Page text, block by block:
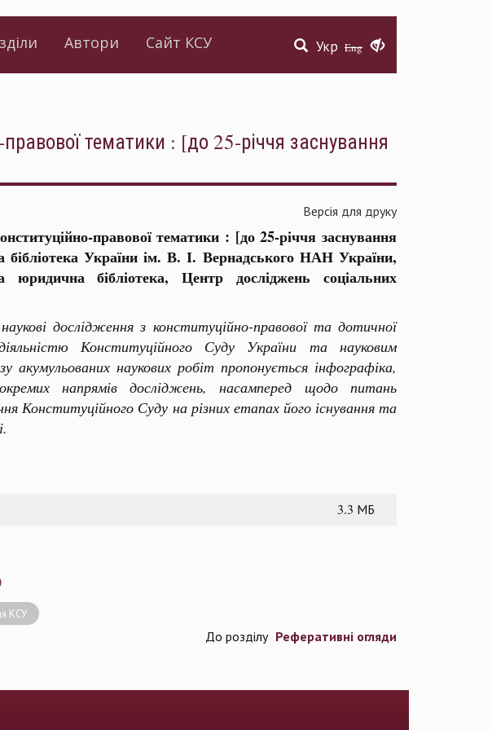
Укр Eng
Автори Сайт КСУ
тематики : [до 25-річчя заснування
Версія для друку
правової тематики : [до 25-річчя заснування
бібліотека України ім. В. І. Вернадського НАН України,
бібліотека, Центр досліджень соціальних
дослідження з конституційно-правової та дотичної
Конституційного Суду України та науковим
акумульованих наукових робіт пропонується інфографіка,
напрямів досліджень, насамперед щодо питань
Конституційного Суду на різних етапах його існування та
3.3 МБ
КСУ
До розділу Реферативні огляди